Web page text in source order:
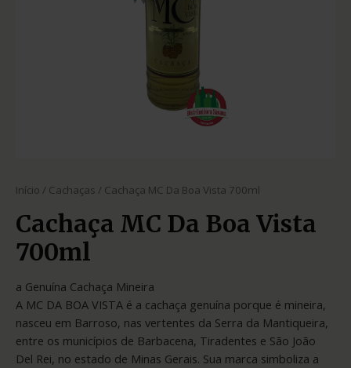
Início / Cachaças / Cachaça MC Da Boa Vista 700ml
Cachaça MC Da Boa Vista
700ml
a Genuína Cachaça Mineira
A MC DA BOA VISTA é a cachaça genuína porque é mineira,
nasceu em Barroso, nas vertentes da Serra da Mantiqueira,
entre os municípios de Barbacena, Tiradentes e São João
Del Rei, no estado de Minas Gerais. Sua marca simboliza a